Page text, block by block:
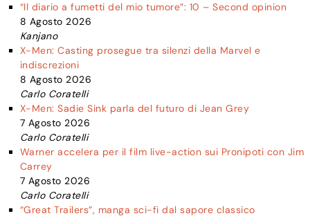
“Il diario a fumetti del mio tumore”: 10 – Second opinion
8 Agosto 2026
Kanjano
X-Men: Casting prosegue tra silenzi della Marvel e
indiscrezioni
8 Agosto 2026
Carlo Coratelli
X-Men: Sadie Sink parla del futuro di Jean Grey
7 Agosto 2026
Carlo Coratelli
Warner accelera per il film live-action sui Pronipoti con Jim
Carrey
7 Agosto 2026
Carlo Coratelli
“Great Trailers”, manga sci-fi dal sapore classico